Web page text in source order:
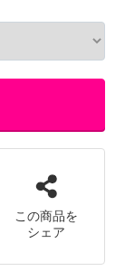
この商品を
シェア